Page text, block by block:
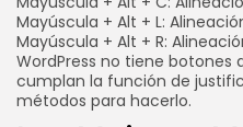
Mayúscula + Alt + L:
Mayúscula + Alt + R:
WordPress no tiene botones
cumplan la función de
métodos para hacerlo.